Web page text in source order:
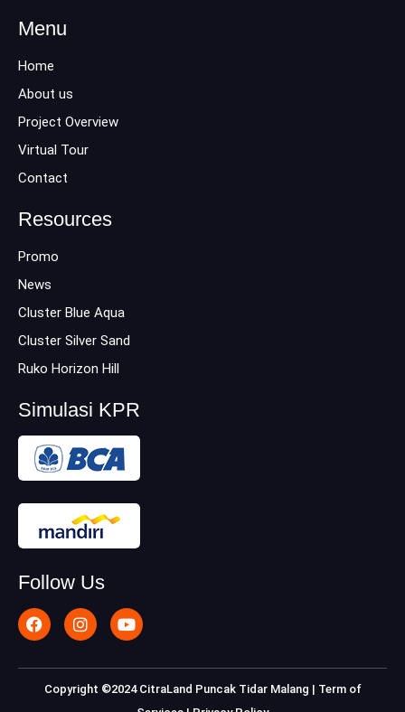
Menu
Home
About us
Project Overview
Virtual Tour
Contact
Resources
Promo
News
Cluster Blue Aqua
Cluster Silver Sand
Ruko Horizon Hill
Simulasi KPR
Follow Us
F
a
e
I
n
t
a
g
Y
o
t
u
b
Copyright ©2024 CitraLand Puncak Tidar Malang | Term of